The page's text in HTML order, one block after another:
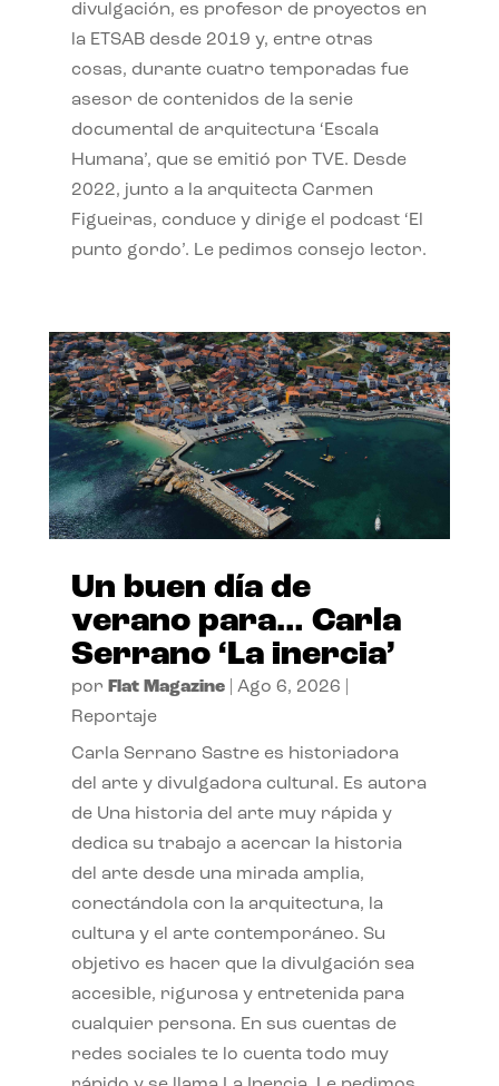
divulgación, es profesor de proyectos en
la ETSAB desde 2019 y, entre otras
cosas, durante cuatro temporadas fue
asesor de contenidos de la serie
documental de arquitectura ‘Escala
Humana’, que se emitió por TVE. Desde
2022, junto a la arquitecta Carmen
Figueiras, conduce y dirige el podcast ‘El
punto gordo’. Le pedimos consejo lector.
Un buen día de
verano para… Carla
Serrano ‘La inercia’
por Flat Magazine| Ago 6, 2026
Reportaje
Carla Serrano Sastre es historiadora
del arte y divulgadora cultural. Es autora
de Una historia del arte muy rápida y
dedica su trabajo a acercar la historia
del arte desde una mirada amplia,
conectándola con la arquitectura, la
cultura y el arte contemporáneo. Su
objetivo es hacer que la divulgación sea
accesible, rigurosa y entretenida para
cualquier persona. En sus cuentas de
redes sociales te lo cuenta todo muy